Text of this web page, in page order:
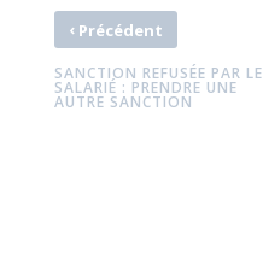
‹Précédent
SANCTION REFUSÉE PAR LE
SALARIÉ : PRENDRE UNE
AUTRE SANCTION